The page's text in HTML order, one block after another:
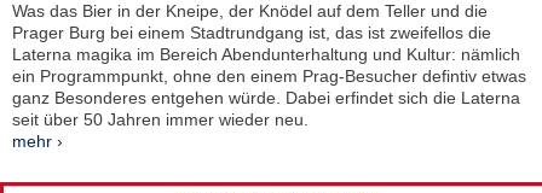
Was das Bier in der Kneipe, der Knödel auf dem Teller und die
Prager Burg bei einem Stadtrundgang ist, das ist zweifellos die
Laterna magika im Bereich Abendunterhaltung und Kultur: nämlich
ein Programmpunkt, ohne den einem Prag-Besucher defintiv etwas
ganz Besonderes entgehen würde. Dabei erfindet sich die Laterna
seit über 50 Jahren immer wieder neu.
mehr ›